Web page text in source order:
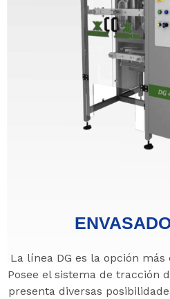
La línea DG es la opción
Posee el sistema de tracción
presenta diversas